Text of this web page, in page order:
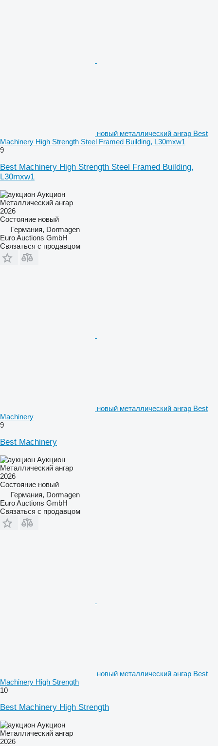
новый металлический ангар Best
Machinery High Strength Steel Framed Building, L30mxw1
9
Best Machinery High Strength Steel Framed Building,
L30mxw1
Аукцион
Металлический ангар
2026
Состояние новый
Германия, Dormagen
Euro Auctions GmbH
Связаться с продавцом
новый металлический ангар Best
Machinery
9
Best Machinery
Аукцион
Металлический ангар
2026
Состояние новый
Германия, Dormagen
Euro Auctions GmbH
Связаться с продавцом
новый металлический ангар Best
Machinery High Strength
10
Best Machinery High Strength
Аукцион
Металлический ангар
2026